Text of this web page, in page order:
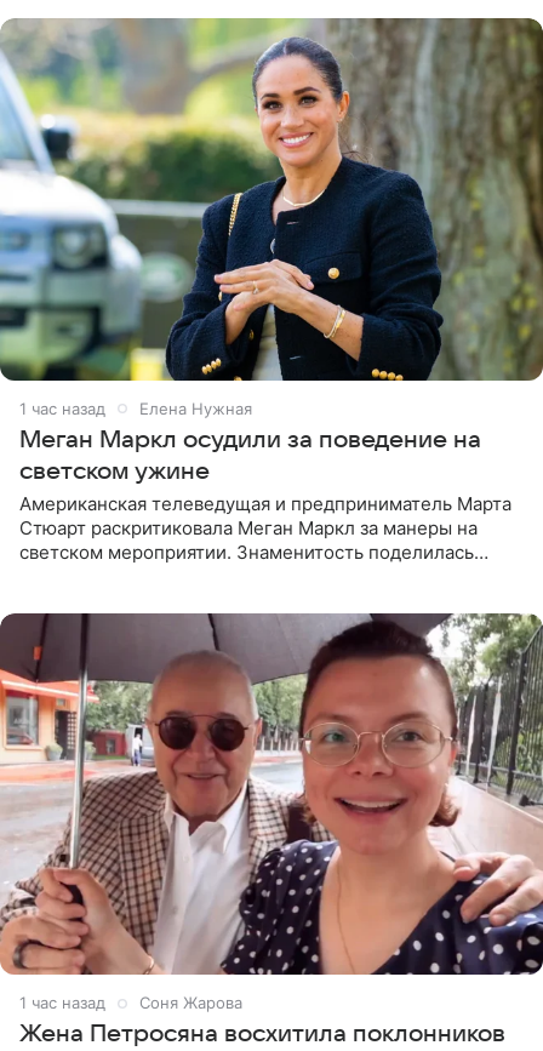
1 час назад Елена Нужная
Меган Маркл осудили за поведение на
светском ужине
Американская телеведущая и предприниматель Марта
Стюарт раскритиковала Меган Маркл за манеры на
светском мероприятии. Знаменитость поделилась
1 час назад Соня Жарова
Жена Петросяна восхитила поклонников